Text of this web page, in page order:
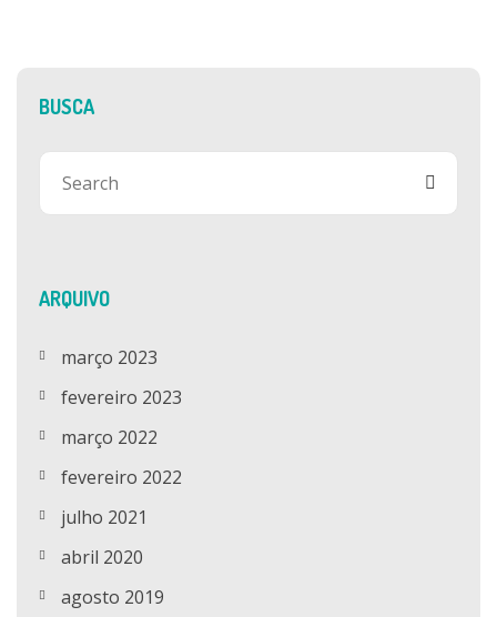
BUSCA
ARQUIVO
março 2023
fevereiro 2023
março 2022
fevereiro 2022
julho 2021
abril 2020
agosto 2019